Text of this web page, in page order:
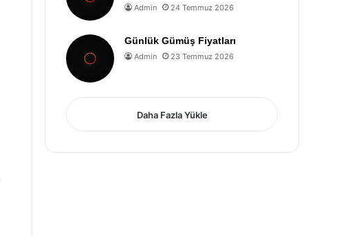
Admin 24 Temmuz 2026
Günlük Gümüş Fiyatları
Admin 23 Temmuz 2026
Daha Fazla Yükle